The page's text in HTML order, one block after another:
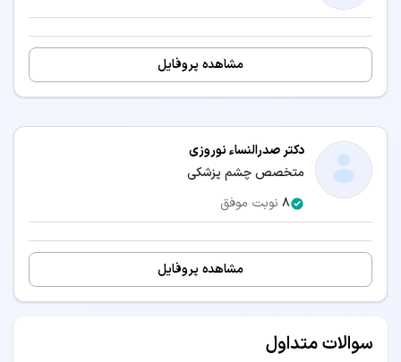
دکتر چشم پزشکی قم
دکتر چشم پزشکی بیرجند
دکتر چشم پزشکی اردبیل
دکتر چشم پزشکی ایلام
دکتر چشم پزشکی زنجان
دکتر چشم پزشکی سمنان
سرویس‌های مرتبط:
مشاوره آنلاین دکتر چشم پزشکی
مشاهده پروفایل
دکتر صدرالنساء نوروزی
متخصص چشم پزشکی
8 نوبت موفق
مشاهده پروفایل
سوالات متداول